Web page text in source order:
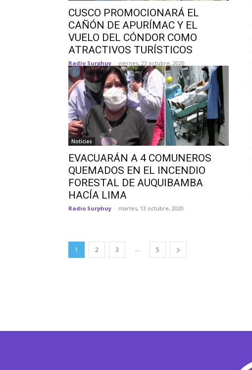
CUSCO PROMOCIONARÁ EL
CAÑÓN DE APURÍMAC Y EL
VUELO DEL CÓNDOR COMO
ATRACTIVOS TURÍSTICOS
Radio Surphuy - viernes, 23 octubre, 2020
Noticias
EVACUARÁN A 4 COMUNEROS
QUEMADOS EN EL INCENDIO
FORESTAL DE AUQUIBAMBA
HACÍA LIMA
Radio Surphuy - martes, 13 octubre, 2020
1 2 3 ... 5